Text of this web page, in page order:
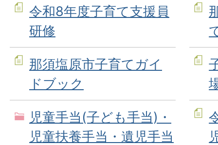
令和8年度子育て支援員
研修
那須塩原市子育てガイ
ドブック
児童手当(子ども手当)・
児童扶養手当・遺児手当